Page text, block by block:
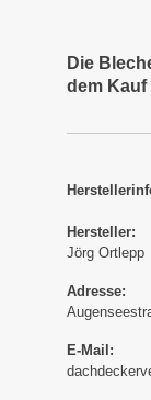
Die
dem Kauf
Hersteller:
Jörg Ortlepp
Adresse:
E-Mail: